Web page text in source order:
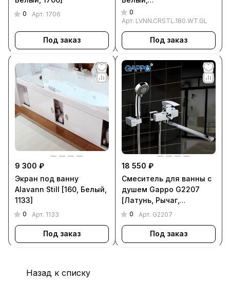
0 Арт. 1706
Под заказ
LVNN.CRSTL.180.WT.GL]
0
Арт. LVNN.CRSTL.180.WT.GL
Под заказ
9 300 ₽
Экран под ванну
Alavann Still [160, Белый,
1133]
0 Арт. 1133
Под заказ
18 550 ₽
Смеситель для ванны с
душем Gappo G2207
[Латунь, Рычаг,
Квадратный, Хром,
0 Арт. G2207
Под заказ
Назад к списку